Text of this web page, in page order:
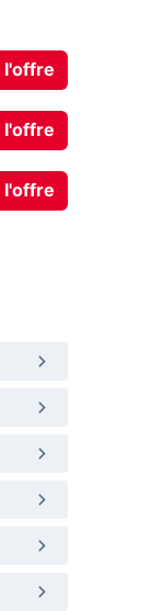
l'offre
l'offre
l'offre